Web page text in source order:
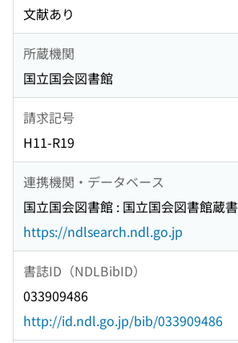
文献あり
所蔵機関
国立国会図書館
請求記号
H11-R19
連携機関・データベース
国立国会図書館 : 国立国会図書館蔵書
https://ndlsearch.ndl.go.jp
書誌ID（NDLBibID）
033909486
http://id.ndl.go.jp/bib/033909486